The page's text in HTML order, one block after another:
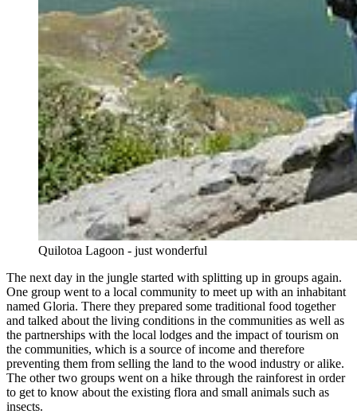
Quilotoa Lagoon - just wonderful
The next day in the jungle started with splitting up in groups again.
One group went to a local community to meet up with an inhabitant
named Gloria. There they prepared some traditional food together
and talked about the living conditions in the communities as well as
the partnerships with the local lodges and the impact of tourism on
the communities, which is a source of income and therefore
preventing them from selling the land to the wood industry or alike.
The other two groups went on a hike through the rainforest in order
to get to know about the existing flora and small animals such as
insects.